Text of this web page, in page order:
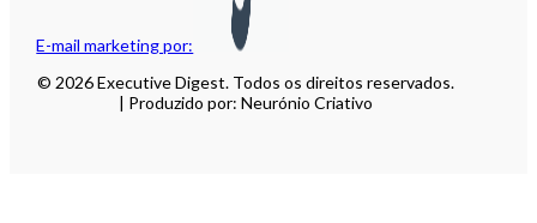
E-mail marketing por:
© 2026 Executive Digest. Todos os direitos reservados.
| Produzido por: Neurónio Criativo